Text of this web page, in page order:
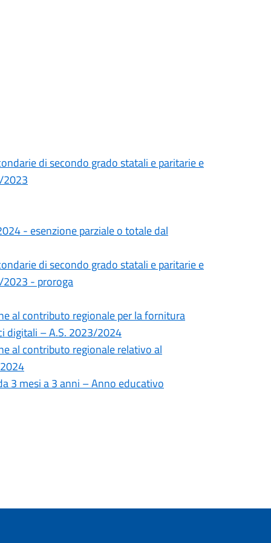
di secondo grado statali e paritarie e
2023
- esenzione parziale o totale dal
di secondo grado statali e paritarie e
- proroga
al contributo regionale per la fornitura
digitali – A.S. 2023/2024
al contributo regionale relativo al
3 mesi a 3 anni – Anno educativo